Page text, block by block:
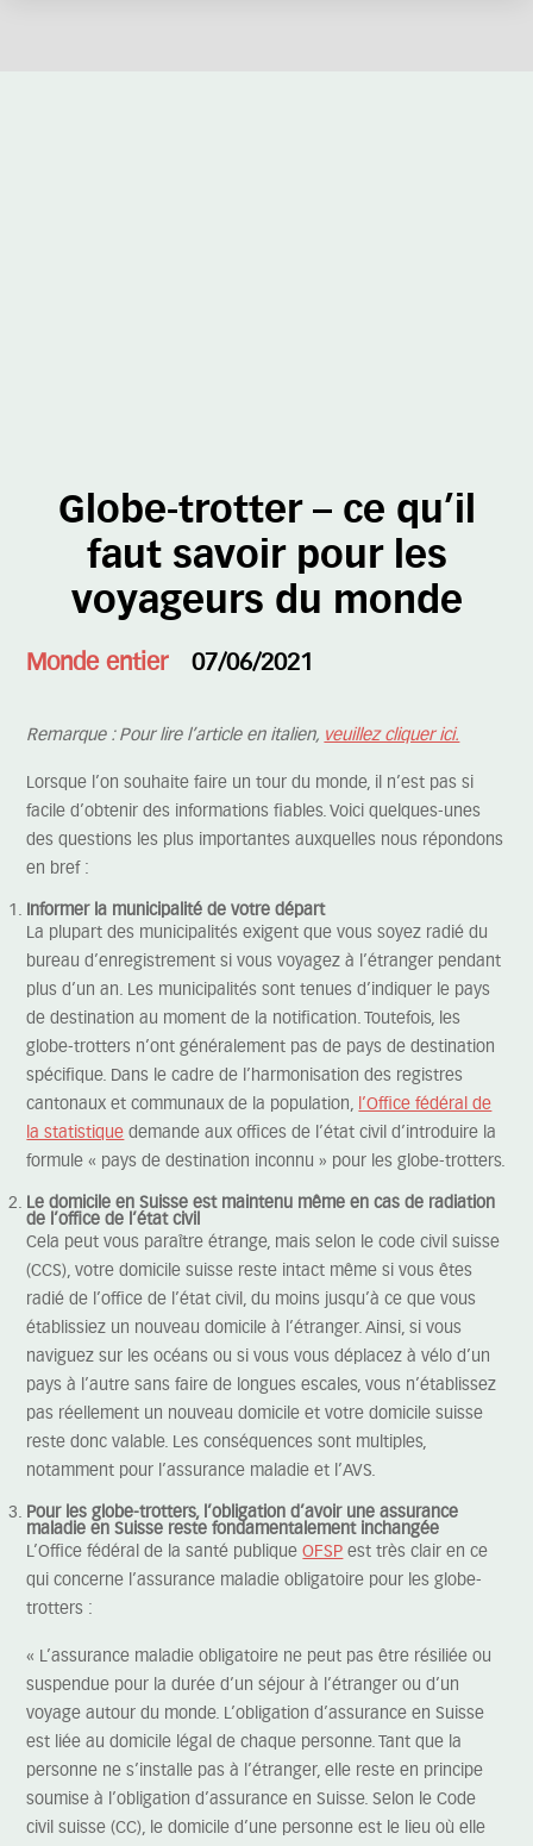
Globe-trotter – ce qu’il
faut savoir pour les
voyageurs du monde
Monde entier 07/06/2021
Remarque : Pour lire l’article en italien, veuillez cliquer ici.
Lorsque l’on souhaite faire un tour du monde, il n’est pas si
facile d’obtenir des informations fiables. Voici quelques-unes
des questions les plus importantes auxquelles nous répondons
en bref :
Informer la municipalité de votre départ
La plupart des municipalités exigent que vous soyez radié du
bureau d’enregistrement si vous voyagez à l’étranger pendant
plus d’un an. Les municipalités sont tenues d’indiquer le pays
de destination au moment de la notification. Toutefois, les
globe-trotters n’ont généralement pas de pays de destination
spécifique. Dans le cadre de l’harmonisation des registres
cantonaux et communaux de la population, l’Office fédéral de
la statistique demande aux offices de l’état civil d’introduire la
formule « pays de destination inconnu » pour les globe-trotters.
Le domicile en Suisse est maintenu même en cas de radiation
de l’office de l’état civil
Cela peut vous paraître étrange, mais selon le code civil suisse
(CCS), votre domicile suisse reste intact même si vous êtes
radié de l’office de l’état civil, du moins jusqu’à ce que vous
établissiez un nouveau domicile à l’étranger. Ainsi, si vous
naviguez sur les océans ou si vous vous déplacez à vélo d’un
pays à l’autre sans faire de longues escales, vous n’établissez
pas réellement un nouveau domicile et votre domicile suisse
reste donc valable. Les conséquences sont multiples,
notamment pour l’assurance maladie et l’AVS.
Pour les globe-trotters, l’obligation d’avoir une assurance
maladie en Suisse reste fondamentalement inchangée
L’Office fédéral de la santé publiqueOFSP est très clair en ce
qui concerne l’assurance maladie obligatoire pour les globe-
trotters :
« L’assurance maladie obligatoire ne peut pas être résiliée ou
suspendue pour la durée d’un séjour à l’étranger ou d’un
voyage autour du monde. L’obligation d’assurance en Suisse
est liée au domicile légal de chaque personne. Tant que la
personne ne s’installe pas à l’étranger, elle reste en principe
soumise à l’obligation d’assurance en Suisse. Selon le Code
civil suisse (CC), le domicile d’une personne est le lieu où elle